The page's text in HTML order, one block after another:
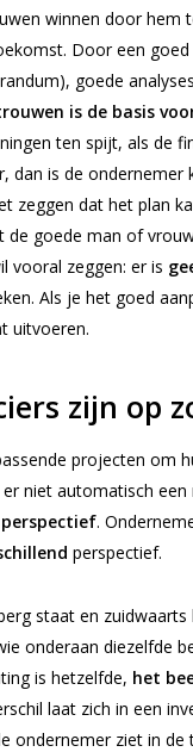
winnen door hem
Door een goed
goede
is de basis
ten spijt, als de
dan is de ondernemer
zeggen dat het plan
de goede man of
vooral zeggen: er is
Als je het goed
uitvoeren.
zijn op
projecten om
niet automatisch een
perspectief.
perspectief.
staat en
onderaan diezelfde
is hetzelfde, het
laat zich in een
ondernemer ziet in